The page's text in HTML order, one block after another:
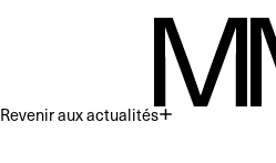
Revenir aux actualités